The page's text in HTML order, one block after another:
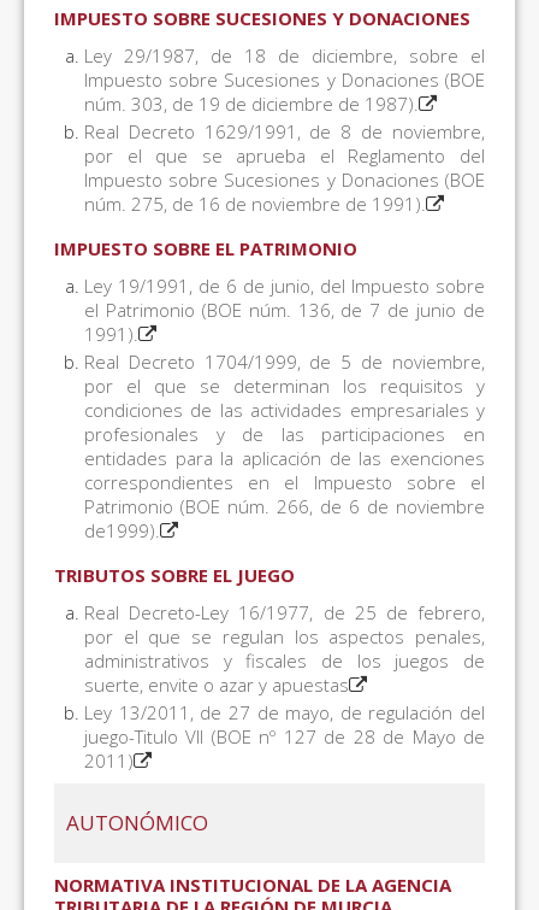
IMPUESTO SOBRE SUCESIONES Y DONACIONES
Ley 29/1987, de 18 de diciembre, sobre el
Impuesto sobre Sucesiones y Donaciones (BOE
núm. 303, de 19 de diciembre de 1987).
Real Decreto 1629/1991, de 8 de noviembre,
por el que se aprueba el Reglamento del
Impuesto sobre Sucesiones y Donaciones (BOE
núm. 275, de 16 de noviembre de 1991).
IMPUESTO SOBRE EL PATRIMONIO
Ley 19/1991, de 6 de junio, del Impuesto sobre
el Patrimonio (BOE núm. 136, de 7 de junio de
1991).
Real Decreto 1704/1999, de 5 de noviembre,
por el que se determinan los requisitos y
condiciones de las actividades empresariales y
profesionales y de las participaciones en
entidades para la aplicación de las exenciones
correspondientes en el Impuesto sobre el
Patrimonio (BOE núm. 266, de 6 de noviembre
de1999).
TRIBUTOS SOBRE EL JUEGO
Real Decreto-Ley 16/1977, de 25 de febrero,
por el que se regulan los aspectos penales,
administrativos y fiscales de los juegos de
suerte, envite o azar y apuestas
Ley 13/2011, de 27 de mayo, de regulación del
juego-Titulo VII (BOE nº 127 de 28 de Mayo de
2011)
AUTONÓMICO
NORMATIVA INSTITUCIONAL DE LA AGENCIA